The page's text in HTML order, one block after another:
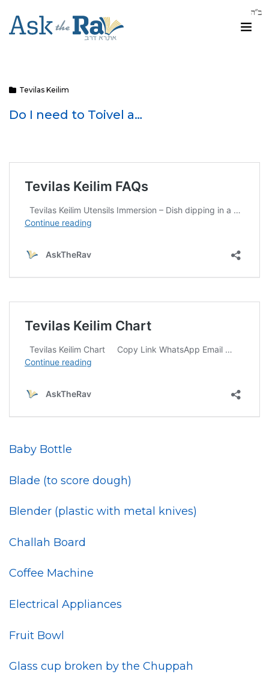
Tevilas Keilim
Do I need to Toivel a…
Baby Bottle
Blade (to score dough)
Blender (plastic with metal knives)
Challah Board
Coffee Machine
Electrical Appliances
Fruit Bowl
Glass cup broken by the Chuppah